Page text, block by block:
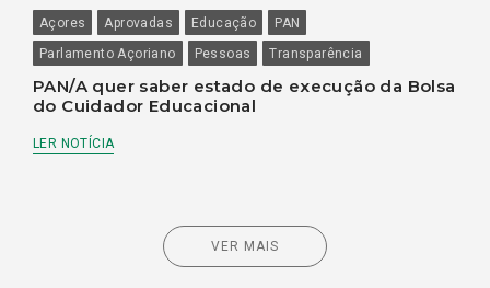
Açores Aprovadas Educação
PAN
Parlamento Açoriano
Pessoas Transparência
PAN/A quer saber estado de execução da Bolsa
do Cuidador Educacional
LER NOTÍCIA
VER MAIS